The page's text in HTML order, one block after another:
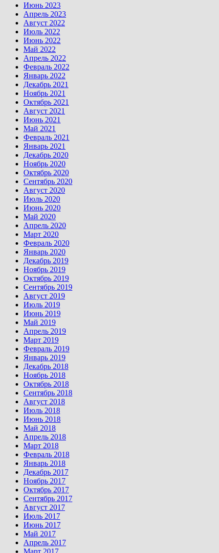
Июнь 2023
Апрель 2023
Август 2022
Июль 2022
Июнь 2022
Май 2022
Апрель 2022
Февраль 2022
Январь 2022
Декабрь 2021
Ноябрь 2021
Октябрь 2021
Август 2021
Июнь 2021
Май 2021
Февраль 2021
Январь 2021
Декабрь 2020
Ноябрь 2020
Октябрь 2020
Сентябрь 2020
Август 2020
Июль 2020
Июнь 2020
Май 2020
Апрель 2020
Март 2020
Февраль 2020
Январь 2020
Декабрь 2019
Ноябрь 2019
Октябрь 2019
Сентябрь 2019
Август 2019
Июль 2019
Июнь 2019
Май 2019
Апрель 2019
Март 2019
Февраль 2019
Январь 2019
Декабрь 2018
Ноябрь 2018
Октябрь 2018
Сентябрь 2018
Август 2018
Июль 2018
Июнь 2018
Май 2018
Апрель 2018
Март 2018
Февраль 2018
Январь 2018
Декабрь 2017
Ноябрь 2017
Октябрь 2017
Сентябрь 2017
Август 2017
Июль 2017
Июнь 2017
Май 2017
Апрель 2017
Март 2017